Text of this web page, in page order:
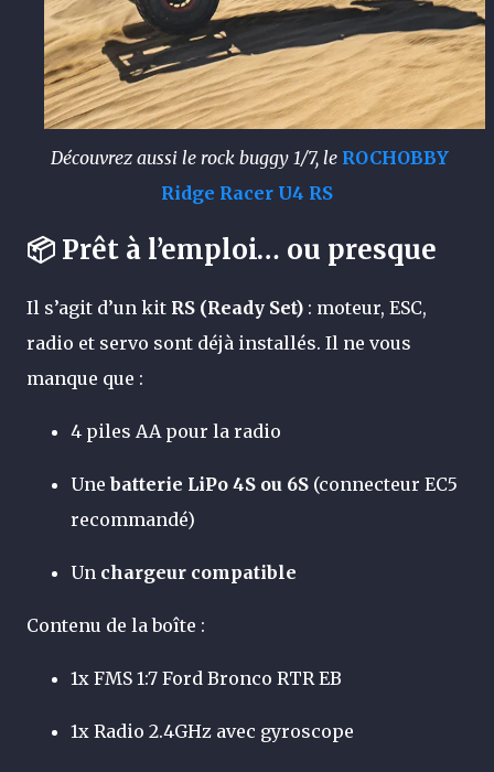
Découvrez aussi le rock buggy 1/7, le ROCHOBBY
Ridge Racer U4 RS
📦 Prêt à l’emploi… ou presque
Il s’agit d’un kit RS (Ready Set) : moteur, ESC,
radio et servo sont déjà installés. Il ne vous
manque que :
4 piles AA pour la radio
Unebatterie LiPo 4S ou 6S (connecteur EC5
recommandé)
Un chargeur compatible
Contenu de la boîte :
1x FMS 1:7 Ford Bronco RTR EB
1x Radio 2.4GHz avec gyroscope